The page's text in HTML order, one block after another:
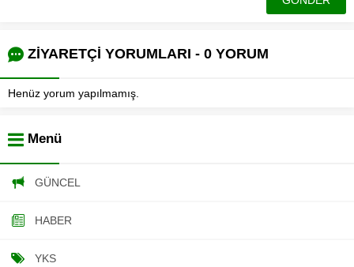
ZİYARETÇİ YORUMLARI - 0 YORUM
Henüz yorum yapılmamış.
Menü
GÜNCEL
HABER
YKS